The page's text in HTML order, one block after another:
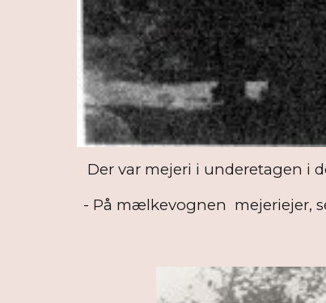
Der var mejeri i underetagen i
- På mælkevognen mejeriejer,